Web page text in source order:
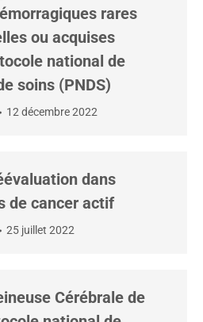
rares
ou acquises
national de
soins (PNDS)
12 décembre 2022
dans
de cancer actif
25 juillet 2022
Cérébrale de